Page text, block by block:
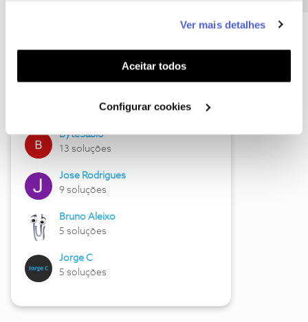
funcionalidades (cookies de personalização e
funcionalidade) e adaptar anúncios aos seus interesses
(cookies de publicidade personalizada). Pode gerir a
utilização dos cookies clicando em "Configurar
Ver mais detalhes
Aceitar todos
Configurar cookies
Hall of Fame de julho
17 soluções
ByteSábio
13 soluções
Jose Rodrigues
9 soluções
Bruno Aleixo
5 soluções
Jorge C
5 soluções